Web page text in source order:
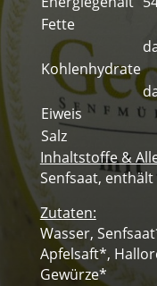
Fette
Kohlenhydrate
Eiweis
Salz
Inhaltstoffe &
Senfsaat,
Zutaten:
Wasser,
Apfelsaft*,
Gewürze*